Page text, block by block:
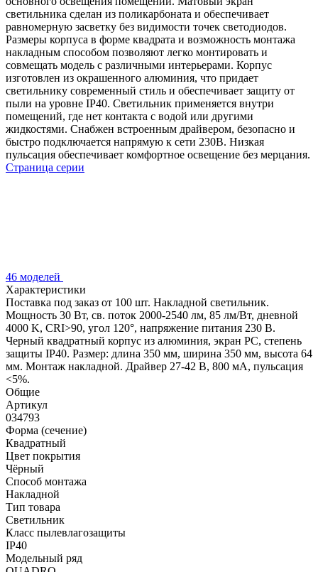
светильника сделан из поликарбоната и обеспечивает
равномерную засветку без видимости точек светодиодов.
Размеры корпуса в форме квадрата и возможность монтажа
накладным способом позволяют легко монтировать и
совмещать модель с различными интерьерами. Корпус
изготовлен из окрашенного алюминия, что придает
светильнику современный стиль и обеспечивает защиту от
пыли на уровне IP40. Светильник применяется внутри
помещений, где нет контакта с водой или другими
жидкостями. Снабжен встроенным драйвером, безопасно и
быстро подключается напрямую к сети 230В. Низкая
пульсация обеспечивает комфортное освещение без мерцания.
Страница серии
46 моделей
Характеристики
Поставка под заказ от 100 шт. Накладной светильник.
Мощность 30 Вт, св. поток 2000-2540 лм, 85 лм/Вт, дневной
4000 K, CRI>90, угол 120°, напряжение питания 230 В.
Черный квадратный корпус из алюминия, экран PC, степень
защиты IP40. Размер: длина 350 мм, ширина 350 мм, высота 64
мм. Монтаж накладной. Драйвер 27-42 В, 800 мА, пульсация
<5%.
Общие
Артикул
034793
Форма (сечение)
Квадратный
Цвет покрытия
Чёрный
Способ монтажа
Накладной
Тип товара
Светильник
Класс пылевлагозащиты
IP40
Модельный ряд